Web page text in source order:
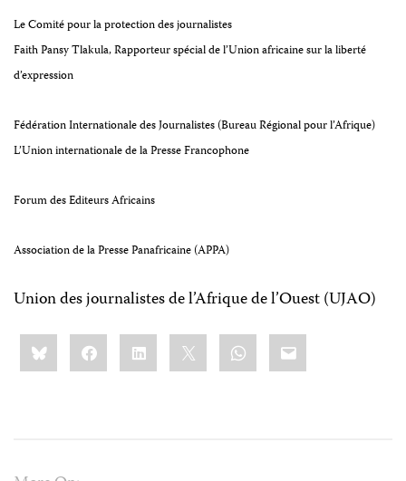
Le Comité pour la protection des journalistes
Faith Pansy Tlakula,Rapporteur spécial de l’Union africaine sur la liberté
d’expression
Fédération Internationale des Journalistes (Bureau Régional pour l’Afrique)
L’Union internationale de la Presse Francophone
Forum des Editeurs Africains
Association de la Presse Panafricaine (APPA)
Union des journalistes de l’Afrique de l’Ouest (UJAO)
Share
this:BlueskyFacebookLinkedIn WhatsApp
Email